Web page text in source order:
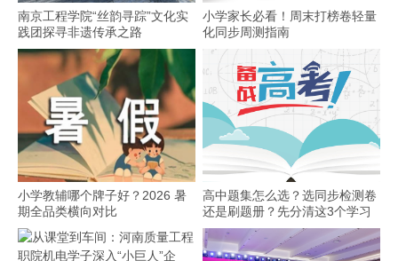
南京工程学院“丝韵寻踪”文化实
践团探寻非遗传承之路
小学家长必看！周末打榜卷轻量
化同步周测指南
小学教辅哪个牌子好？2026 暑
期全品类横向对比
高中题集怎么选？选同步检测卷
还是刷题册？先分清这3个学习
场景